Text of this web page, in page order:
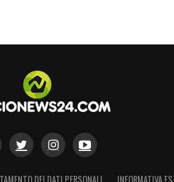
in classifica
giocare nel Lucerna, è
nel 1948 e nel 2021,
DEI DATI PERSONALI INFORMATIVA